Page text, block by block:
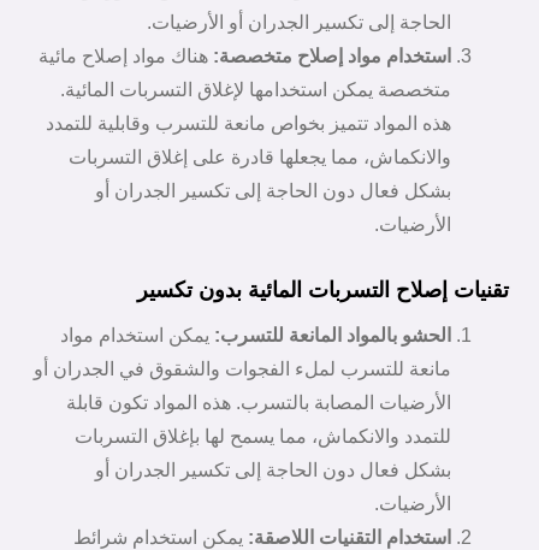
الحاجة إلى تكسير الجدران أو الأرضيات.
استخدام مواد إصلاح متخصصة: هناك مواد إصلاح مائية
متخصصة يمكن استخدامها لإغلاق التسربات المائية.
هذه المواد تتميز بخواص مانعة للتسرب وقابلية للتمدد
والانكماش، مما يجعلها قادرة على إغلاق التسربات
بشكل فعال دون الحاجة إلى تكسير الجدران أو
الأرضيات.
تقنيات إصلاح التسربات المائية بدون تكسير
الحشو بالمواد المانعة للتسرب: يمكن استخدام مواد
مانعة للتسرب لملء الفجوات والشقوق في الجدران أو
الأرضيات المصابة بالتسرب. هذه المواد تكون قابلة
للتمدد والانكماش، مما يسمح لها بإغلاق التسربات
بشكل فعال دون الحاجة إلى تكسير الجدران أو
الأرضيات.
استخدام التقنيات اللاصقة: يمكن استخدام شرائط